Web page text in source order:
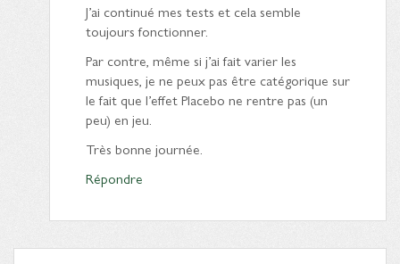
J’ai continué mes tests et cela semble
toujours fonctionner.
Par contre, même si j’ai fait varier les
musiques, je ne peux pas être catégorique sur
le fait que l’effet Placebo ne rentre pas (un
peu) en jeu.
Très bonne journée.
Répondre